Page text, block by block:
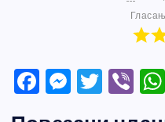
F
M T
Vi